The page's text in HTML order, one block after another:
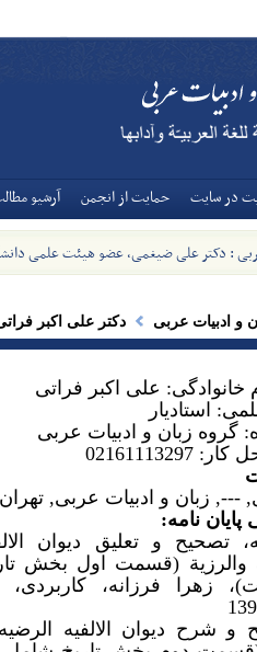
در سايت حمايت از انجمن آرشيو
: دکتر علی ضیغمی، عضو هیئت علمی
منصوب شد - [1405/5/8]
و ادبیات عربی دکتر علی اکبر
خانوادگی: علی اکبر فراتی
استادیار
گروه زبان و ادبیات عربی
پایان نامه:
تصحیح و تعلیق دیوان
والرزیة (قسمت اول بخش
بیت)، زهرا فرزانه،
و شرح دیوان الالفیه